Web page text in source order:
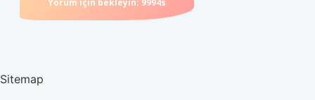
Sitemap